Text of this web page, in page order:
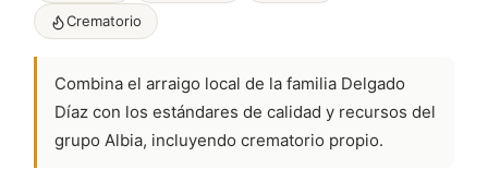
Crematorio
Combina el arraigo local de la familia Delgado
Díaz con los estándares de calidad y recursos del
grupo Albia, incluyendo crematorio propio.